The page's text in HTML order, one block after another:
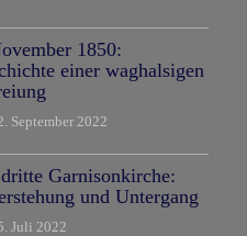
1850:
einer waghalsigen
September 2022
Garnisonkirche:
und Untergang
Juli 2022